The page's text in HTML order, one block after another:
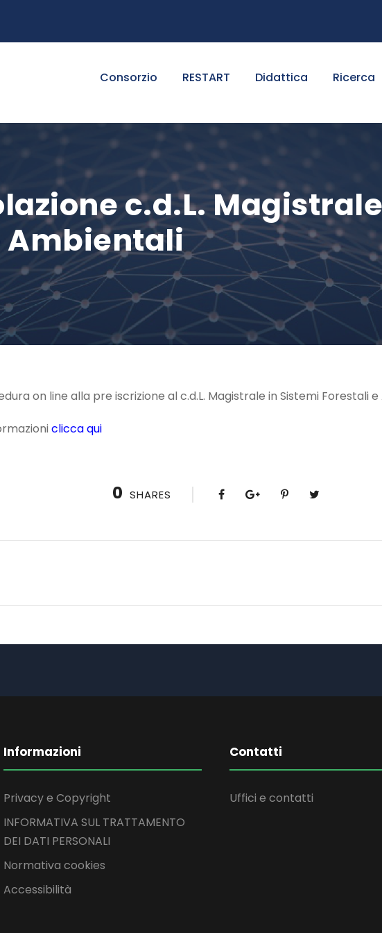
Consorzio RESTART Didattica Ricerca
c.d.L.
Ambientali
on line alla pre iscrizione al c.d.L. Magistrale in Sistemi Forestali
clicca qui
0 SHARES
Informazioni
Privacy e Copyright
INFORMATIVA SUL TRATTAMENTO
DEI DATI PERSONALI
Normativa cookies
Accessibilità
Contatti
Uffici e contatti